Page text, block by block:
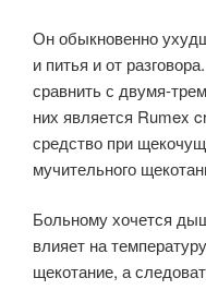
Он обыкновенно
и питья и от
сравнить с двумя-
них является Rumex
средство при
мучительного
Больному хочется
влияет на
щекотание, а